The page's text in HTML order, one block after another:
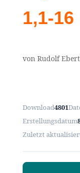
1,1-16
von Rudolf
Download4801
Erstellungsdatum
Zuletzt